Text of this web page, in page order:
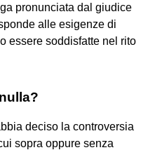
pronunciata dal giudice
alle esigenze di
essere soddisfatte nel rito
deciso la controversia
sopra oppure senza